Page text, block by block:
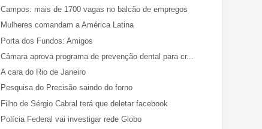
Campos: mais de 1700 vagas no balcão de empregos
Mulheres comandam a América Latina
Porta dos Fundos: Amigos
Câmara aprova programa de prevenção dental para cr...
A cara do Rio de Janeiro
Pesquisa do Precisão saindo do forno
Filho de Sérgio Cabral terá que deletar facebook
Polícia Federal vai investigar rede Globo